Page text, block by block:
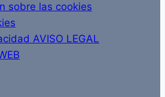
sobre las cookies
AVISO LEGAL